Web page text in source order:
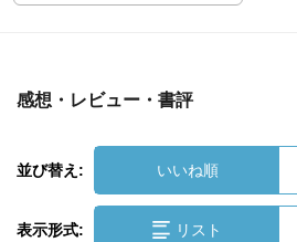
感想・レビュー・書評
並び替え: いいね順
表示形式: リスト